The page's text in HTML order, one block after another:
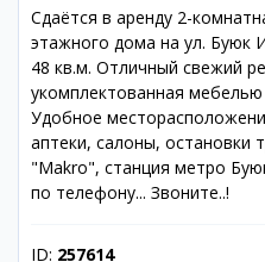
Сдаётся в аренду 2-
этажного дома на ул.
48 кв.м. Отличный свежий
укомплектованная
Удобное
аптеки, салоны, остановки
"Makro", станция метро
по телефону... Звоните..!
ID: 257614